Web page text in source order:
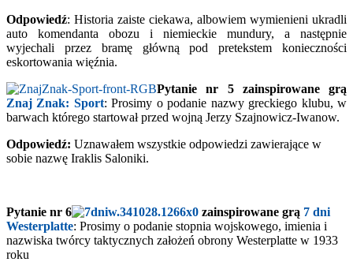
Odpowiedź: Historia zaiste ciekawa, albowiem wymienieni ukradli
auto komendanta obozu i niemieckie mundury, a następnie
wyjechali przez bramę główną pod pretekstem konieczności
eskortowania więźnia.
Pytanie nr 5 zainspirowane grą
Znaj Znak: Sport: Prosimy o podanie nazwy greckiego klubu, w
barwach którego startował przed wojną Jerzy Szajnowicz-Iwanow.
Odpowiedź: Uznawałem wszystkie odpowiedzi zawierające w
sobie nazwę Iraklis Saloniki.
Pytanie nr 6 zainspirowane grą 7 dni
Westerplatte: Prosimy o podanie stopnia wojskowego, imienia i
nazwiska twórcy taktycznych założeń obrony Westerplatte w 1933
roku